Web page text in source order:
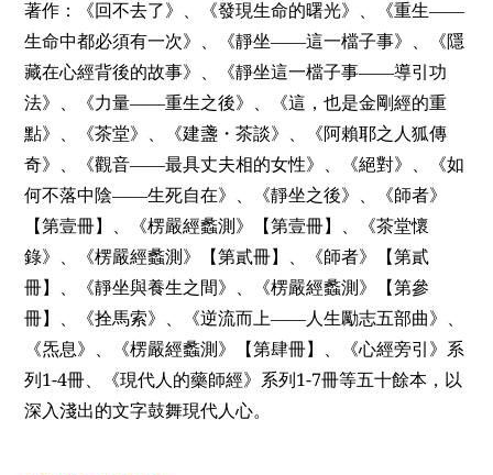
著作：《回不去了》、《發現生命的曙光》、《重生——
生命中都必須有一次》、《靜坐——這一檔子事》、《隱
藏在心經背後的故事》、《靜坐這一檔子事——導引功
法》、《力量——重生之後》、《這，也是金剛經的重
點》、《茶堂》、《建盞・茶談》、《阿賴耶之人狐傳
奇》、《觀音——最具丈夫相的女性》、《絕對》、《如
何不落中陰——生死自在》、《靜坐之後》、《師者》
【第壹冊】、《楞嚴經蠡測》【第壹冊】、《茶堂懷
錄》、《楞嚴經蠡測》【第貳冊】、《師者》【第貳
冊】、《靜坐與養生之間》、《楞嚴經蠡測》【第參
冊】、《拴馬索》、《逆流而上——人生勵志五部曲》、
《炁息》、《楞嚴經蠡測》【第肆冊】、《心經旁引》系
列 1-4冊、《現代人的藥師經》系列 1-7冊等五十餘本，以
深入淺出的文字鼓舞現代人心。